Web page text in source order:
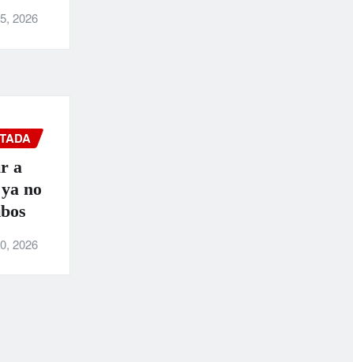
2026
a
no
2026